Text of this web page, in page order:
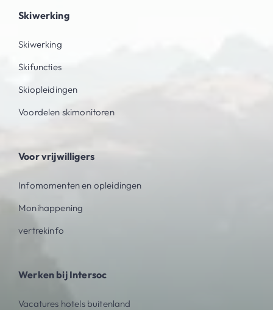
Skiwerking
Skiwerking
Skifuncties
Skiopleidingen
Voordelen skimonitoren
Voor vrijwilligers
Infomomenten en opleidingen
Monihappening
vertrekinfo
Werken bij Intersoc
Vacatures hotels buitenland